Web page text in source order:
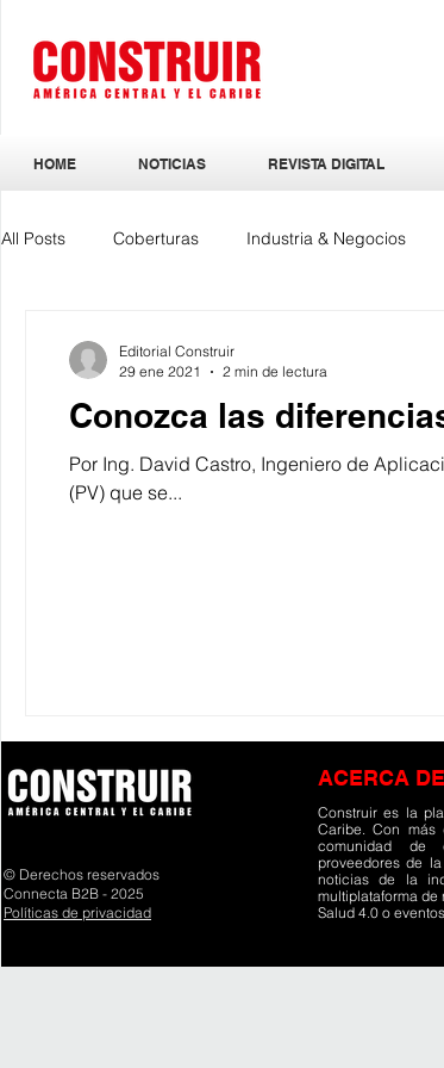
HOME NOTICIAS REVISTA DIGITAL
All Posts Coberturas Industria & Negocios
Conozca las
Por Ing. David Castro, Ingeniero de
(PV) que se...
Editorial Construir
29 ene 2021
2 min de lectura
© Derechos reservados
Connecta B2B - 2025
Políticas de privacidad
Construir es la
Caribe. Con
comunidad de
proveedores de
noticias de la
multiplataforma de
Salud 4.0 o
ACERCA